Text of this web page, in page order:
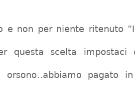
e non per niente ritenuto
questa scelta
orsono..abbiamo pagato